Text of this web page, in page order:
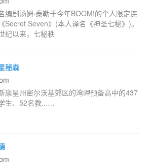
编剧汤姆·泰勒于今年BOOM!的个人限定连
Secret Seven》(本人译名《神圣七秘》)。
纪以来，七秘秩
秘森
康星州密尔沃基郊区的湾岬预备高中的437
生、52名教...…